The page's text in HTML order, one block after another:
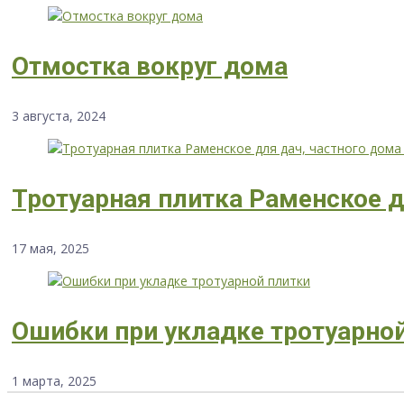
Отмостка вокруг дома
3 августа, 2024
Тротуарная плитка Раменское
17 мая, 2025
Ошибки при укладке
1 марта, 2025